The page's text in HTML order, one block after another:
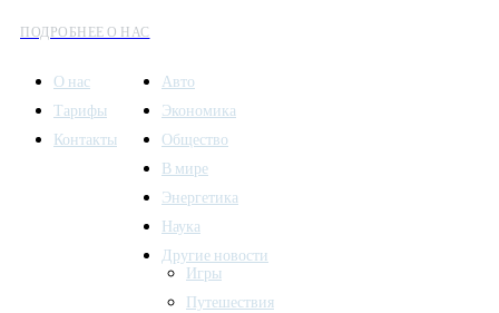
ПОДРОБНЕЕ О НАС
О нас
Тарифы
Контакты
Авто
Экономика
Общество
В мире
Энергетика
Наука
Другие новости
Игры
Путешествия